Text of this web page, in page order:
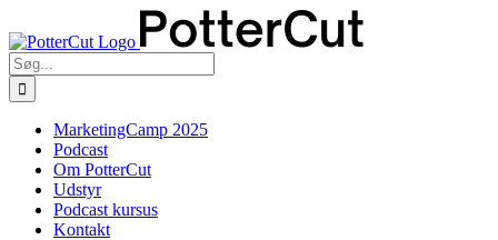
to
content
Søg
efter:
MarketingCamp 2025
Podcast
Om PotterCut
Udstyr
Podcast kursus
Kontakt